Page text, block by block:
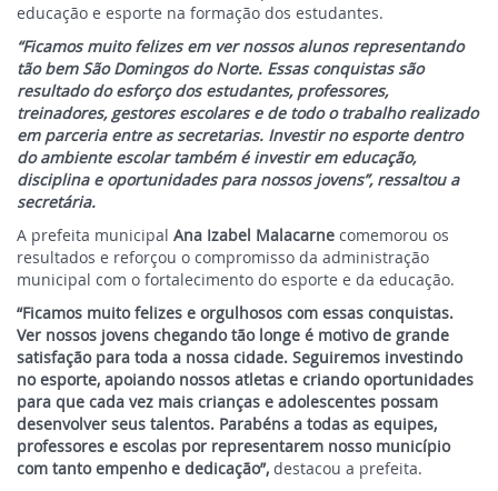
educação e esporte na formação dos estudantes.
“Ficamos muito felizes em ver nossos alunos representando
tão bem São Domingos do Norte. Essas conquistas são
resultado do esforço dos estudantes, professores,
treinadores, gestores escolares e de todo o trabalho realizado
em parceria entre as secretarias. Investir no esporte dentro
do ambiente escolar também é investir em educação,
disciplina e oportunidades para nossos jovens”, ressaltou a
secretária.
A prefeita municipal Ana Izabel Malacarne comemorou os
resultados e reforçou o compromisso da administração
municipal com o fortalecimento do esporte e da educação.
“Ficamos muito felizes e orgulhosos com essas conquistas.
Ver nossos jovens chegando tão longe é motivo de grande
satisfação para toda a nossa cidade. Seguiremos investindo
no esporte, apoiando nossos atletas e criando oportunidades
para que cada vez mais crianças e adolescentes possam
desenvolver seus talentos. Parabéns a todas as equipes,
professores e escolas por representarem nosso município
com tanto empenho e dedicação”, destacou a prefeita.